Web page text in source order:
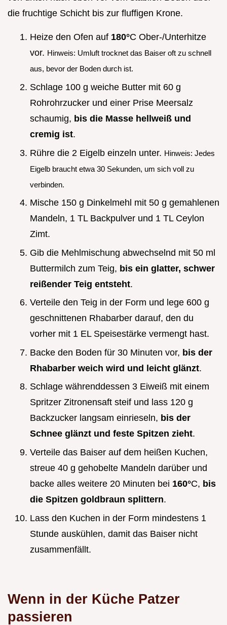
die fruchtige Schicht bis zur fluffigen Krone.
Heize den Ofen auf 180°C Ober-/Unterhitze
vor. Hinweis: Umluft trocknet das Baiser oft zu schnell
aus, bevor der Boden durch ist.
Schlage 100 g weiche Butter mit 60 g
Rohrohrzucker und einer Prise Meersalz
schaumig, bis die Masse hellweiß und
cremig ist.
Rühre die 2 Eigelb einzeln unter. Hinweis: Jedes
Eigelb braucht etwa 30 Sekunden, um sich voll zu
verbinden.
Mische 150 g Dinkelmehl mit 50 g gemahlenen
Mandeln, 1 TL Backpulver und 1 TL Ceylon
Zimt.
Gib die Mehlmischung abwechselnd mit 50 ml
Buttermilch zum Teig, bis ein glatter, schwer
reißender Teig entsteht.
Verteile den Teig in der Form und lege 600 g
geschnittenen Rhabarber darauf, den du
vorher mit 1 EL Speisestärke vermengt hast.
Backe den Boden für 30 Minuten vor, bis der
Rhabarber weich wird und leicht glänzt.
Schlage währenddessen 3 Eiweiß mit einem
Spritzer Zitronensaft steif und lass 120 g
Backzucker langsam einrieseln, bis der
Schnee glänzt und feste Spitzen zieht.
Verteile das Baiser auf dem heißen Kuchen,
streue 40 g gehobelte Mandeln darüber und
backe alles weitere 20 Minuten bei 160°C, bis
die Spitzen goldbraun splittern.
Lass den Kuchen in der Form mindestens 1
Stunde auskühlen, damit das Baiser nicht
zusammenfällt.
Wenn in der Küche Patzer
passieren